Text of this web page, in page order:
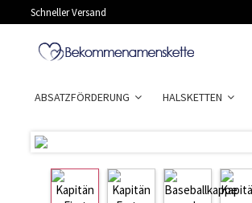
Schneller Versand
ABSATZFÖRDERUNG HALSKETTEN